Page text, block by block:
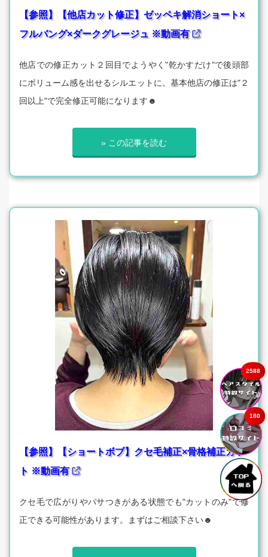
【参照】【他店カット修正】ゼッペキ解消ショート×
フルバング×ダークグレージュ ※動画有
他店での修正カット２回目でようやく"乾かすだけ"で後頭部
にボリューム感を出せるシルエットに。基本他店の修正は"２
回以上"で完全修正可能になります☻
» この記事を読む
【参照】【ショートボブ】クセ毛補正×骨格補正カッ
ト ※動画有
クセ毛で広がりやパサつきがある状態でも"カットのみ"で修
正できる可能性があります。まずはご相談下さい☻
180
2588